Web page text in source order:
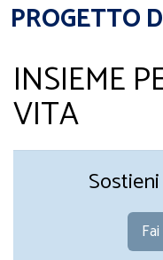
PROGETTO
INSIEME
VITA